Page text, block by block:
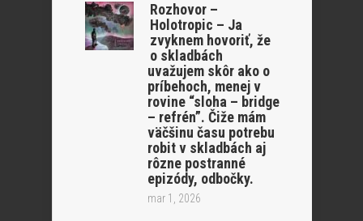
Rozhovor –
Holotropic – Ja
zvyknem hovoriť, že
o skladbách
uvažujem skôr ako o
príbehoch, menej v
rovine “sloha – bridge
– refrén”. Čiže mám
väčšinu času potrebu
robit v skladbách aj
rôzne postranné
epizódy, odbočky.
mar 1, 2026